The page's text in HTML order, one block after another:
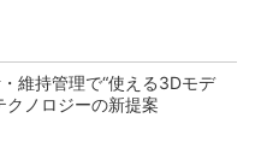
維持管理で“使える3Dモデ
ノロジーの新提案